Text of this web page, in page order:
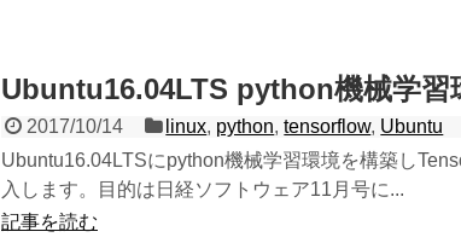
Ubuntu16.04LTS python機械学習
2017/10/14 linux, python,tensorflow, Ubuntu
Ubuntu16.04LTSにpython機械学習環境を構築し
入します。目的は日経ソフトウェア11月号に...
記事を読む